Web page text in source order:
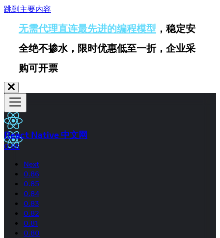
跳到主要内容
无需代理直连最先进的编程模型 ，稳定安
全绝不掺水，限时优惠低至一折，企业采
购可开票
React Native 中文网
0.86
Next
0.86
0.85
0.84
0.83
0.82
0.81
0.80